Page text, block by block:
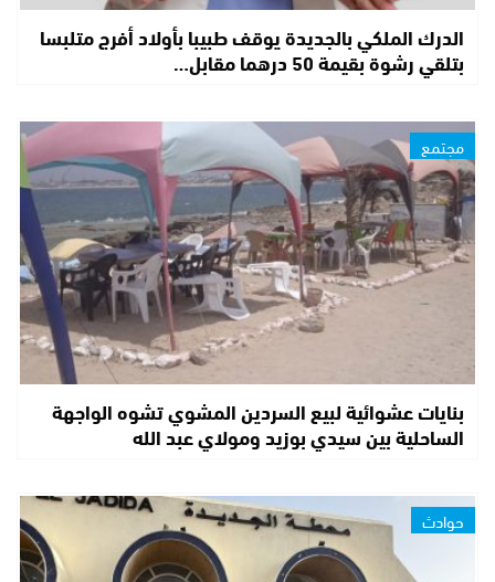
الدرك الملكي بالجديدة يوقف طبيبا بأولاد أفرج متلبسا
بتلقي رشوة بقيمة 50 درهما مقابل…
مجتمع
بنايات عشوائية لبيع السردين المشوي تشوه الواجهة
الساحلية بين سيدي بوزيد ومولاي عبد الله
حوادث